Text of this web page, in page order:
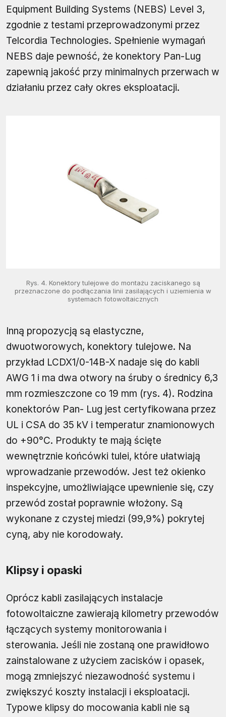
Equipment Building Systems (NEBS) Level 3,
zgodnie z testami przeprowadzonymi przez
Telcordia Technologies. Spełnienie wymagań
NEBS daje pewność, że konektory Pan-Lug
zapewnią jakość przy minimalnych przerwach w
działaniu przez cały okres eksploatacji.
Rys. 4. Konektory tulejowe do montażu zaciskanego są
przeznaczone do podłączania linii zasilających i uziemienia w
systemach fotowoltaicznych
Inną propozycją są elastyczne,
dwuotworowych, konektory tulejowe. Na
przykład LCDX1/0-14B-X nadaje się do kabli
AWG 1 i ma dwa otwory na śruby o średnicy 6,3
mm rozmieszczone co 19 mm (rys. 4). Rodzina
konektorów Pan- Lug jest certyfikowana przez
UL i CSA do 35 kV i temperatur znamionowych
do +90°C. Produkty te mają ścięte
wewnętrznie końcówki tulei, które ułatwiają
wprowadzanie przewodów. Jest też okienko
inspekcyjne, umożliwiające upewnienie się, czy
przewód został poprawnie włożony. Są
wykonane z czystej miedzi (99,9%) pokrytej
cyną, aby nie korodowały.
Klipsy i opaski
Oprócz kabli zasilających instalacje
fotowoltaiczne zawierają kilometry przewodów
łączących systemy monitorowania i
sterowania. Jeśli nie zostaną one prawidłowo
zainstalowane z użyciem zacisków i opasek,
mogą zmniejszyć niezawodność systemu i
zwiększyć koszty instalacji i eksploatacji.
Typowe klipsy do mocowania kabli nie są